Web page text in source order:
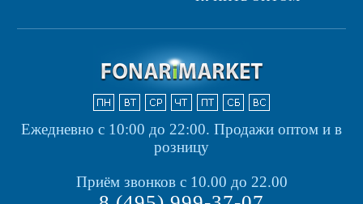
Ежедневно с 10:00 до 22:00. Продажи оптом и в
розницу
Приём звонков с 10.00 до 22.00